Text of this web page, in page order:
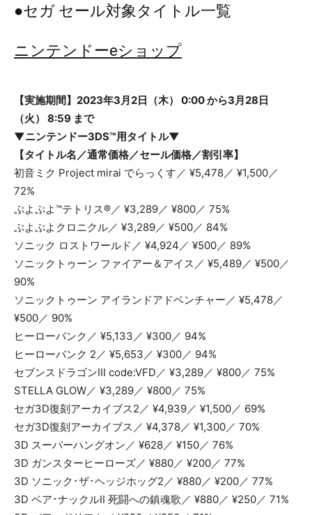
●セガ セール対象タイトル一覧
ニンテンドーeショップ
【実施期間】2023年3月2日（木） 0:00 から3月28日
（火） 8:59 まで
▼ニンテンドー3DS™用タイトル▼
【タイトル名／通常価格／セール価格／割引率】
初音ミク Project mirai でらっくす／ ¥5,478／ ¥1,500／
72%
ぷよぷよ™テトリス®／ ¥3,289／ ¥800／ 75%
ぷよぷよクロニクル／ ¥3,289／ ¥500／ 84%
ソニック ロストワールド／ ¥4,924／ ¥500／ 89%
ソニックトゥーン ファイアー＆アイス／ ¥5,489／ ¥500／
90%
ソニックトゥーン アイランドアドベンチャー／ ¥5,478／
¥500／ 90%
ヒーローバンク／ ¥5,133／ ¥300／ 94%
ヒーローバンク 2／ ¥5,653／ ¥300／ 94%
セブンスドラゴンⅢ code:VFD／ ¥3,289／ ¥800／ 75%
STELLA GLOW／ ¥3,289／ ¥800／ 75%
セガ3D復刻アーカイブス2／ ¥4,939／ ¥1,500／ 69%
セガ3D復刻アーカイブス／ ¥4,378／ ¥1,300／ 70%
3D スーパーハングオン／ ¥628／ ¥150／ 76%
3D ガンスターヒーローズ／ ¥880／ ¥200／ 77%
3D ソニック･ザ･ヘッジホッグ2／ ¥880／ ¥200／ 77%
3D ベア･ナックルⅡ 死闘への鎮魂歌／ ¥880／ ¥250／ 71%